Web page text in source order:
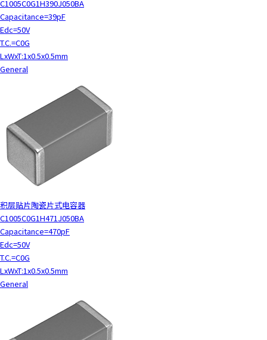
C1005C0G1H390J050BA
Capacitance=39pF
Edc=50V
T.C.=C0G
LxWxT:1x0.5x0.5mm
General
积层贴片陶瓷片式电容器
C1005C0G1H471J050BA
Capacitance=470pF
Edc=50V
T.C.=C0G
LxWxT:1x0.5x0.5mm
General